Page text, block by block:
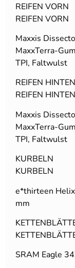
REIFEN VORN
REIFEN VORN
Maxxis
MaxxTerra-
TPI, Faltwulst
REIFEN HINTEN
REIFEN HINTEN
Maxxis
MaxxTerra-
TPI, Faltwulst
KURBELN
KURBELN
e*thirteen
mm
SRAM Eagle